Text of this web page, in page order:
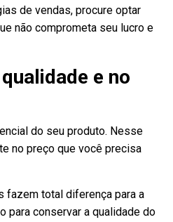
de vendas, procure optar
não comprometa seu lucro e
e no
do seu produto. Nesse
no preço que você precisa
fazem total diferença para a
para conservar a qualidade do